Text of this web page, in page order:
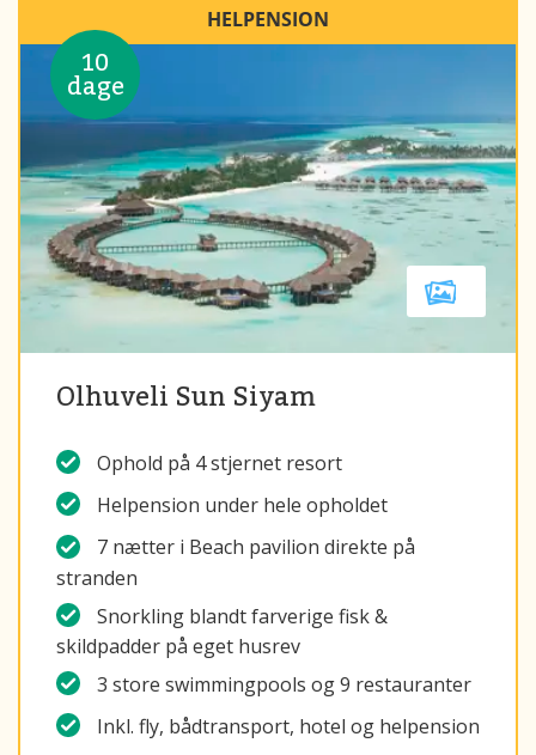
10
dage
HELPENSION
Olhuveli Sun Siyam
Ophold på 4 stjernet resort
Helpension under hele opholdet
7 nætter i Beach pavilion direkte på
stranden
Snorkling blandt farverige fisk &
skildpadder på eget husrev
3 store swimmingpools og 9 restauranter
Inkl. fly, bådtransport, hotel og helpension